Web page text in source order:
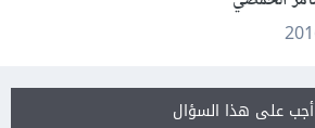
أجب على هذا السؤال